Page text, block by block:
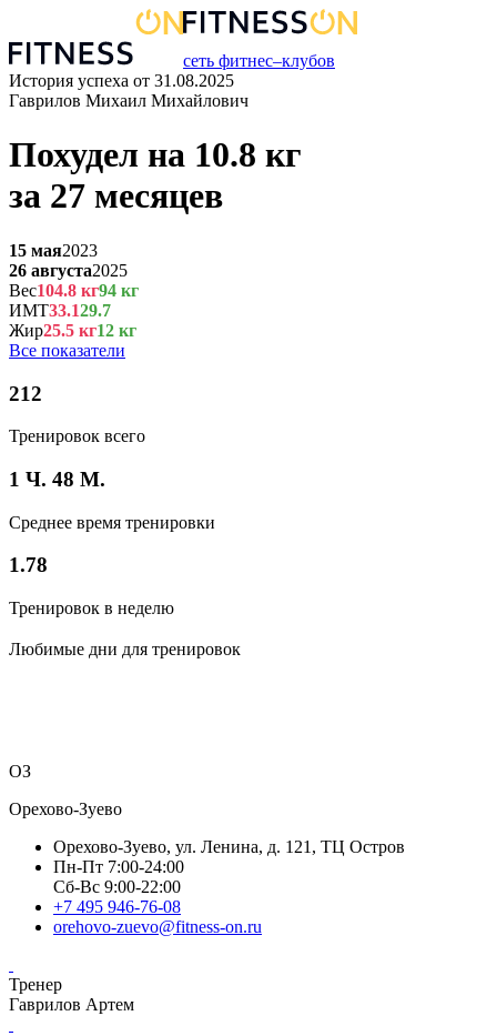
сеть фитнес–клубов
История успеха от 31.08.2025
Гаврилов Михаил Михайлович
Похудел на 10.8 кг
за 27 месяцев
15 мая2023
26 августа2025
Вес104.8 кг94 кг
ИМТ33.129.7
Жир25.5 кг12 кг
Все показатели
212
Тренировок всего
1 Ч. 48 М.
Среднее время тренировки
1.78
Тренировок в неделю
Любимые дни для тренировок
ОЗ
Орехово-Зуево
Орехово-Зуево, ул. Ленина, д. 121, ТЦ Остров
Пн-Пт 7:00-24:00
Сб-Вс 9:00-22:00
+7 495 946-76-08
orehovo-zuevo@fitness-on.ru
Тренер
Гаврилов Артем